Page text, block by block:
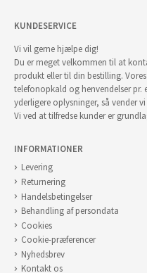
KUNDESERVICE
Vi vil gerne hjælpe dig!
Du er meget velkommen til at
produkt eller til din bestilling.
telefonopkald og henvendelser
yderligere oplysninger, så vender
Vi ved at tilfredse kunder er
INFORMATIONER
Levering
Returnering
Handelsbetingelser
Behandling af persondata
Cookies
Cookie-præferencer
Nyhedsbrev
Kontakt os